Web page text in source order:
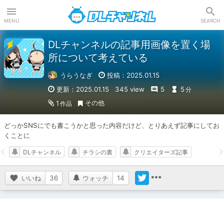
MENU SEARCH
DLチャンネルの記事用画像を置く場
所について考えている
うらうなぎ
投稿：2025.01.15
更新：2025.01.15
345 view 5 5分
1 作品 その他
どっかSNSにでも書こうかと思った内容だけど、とりあえず記事にしてお
くことに
いいね 36 ウォッチ 14
DLチャンネル チラシの裏 クリエイターズ記事